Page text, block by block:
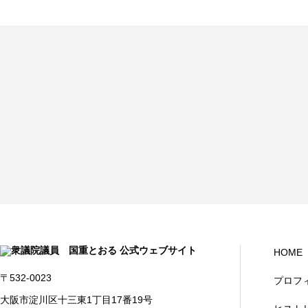
〒532-0023
大阪市淀川区十三東1丁目17番19号
HOME
プロフ